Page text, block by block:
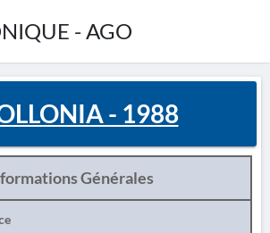
- AGO
- 1988
Générales